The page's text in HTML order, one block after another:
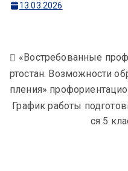
13.03.2026
«Востребованные
ртостан. Возможности
пления»
График работы
ся 5